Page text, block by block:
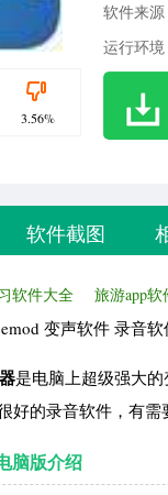
3.56%
软件来源
运行环境
软件截图
软件大全 旅游app软
变声软件 录音软
是电脑上超级强大
好的录音软件，有需
脑版介绍